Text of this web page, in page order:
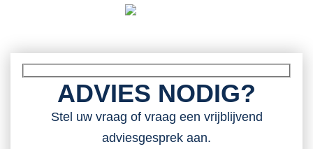
ADVIES NODIG?
Stel uw vraag of vraag een vrijblijvend
adviesgesprek aan.